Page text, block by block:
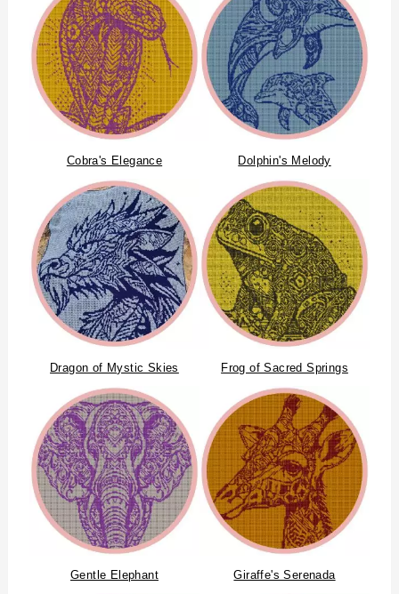
Cobra's Elegance Dolphin's Melody
Dragon of Mystic Skies Frog of Sacred Springs
Gentle Elephant Giraffe's Serenada